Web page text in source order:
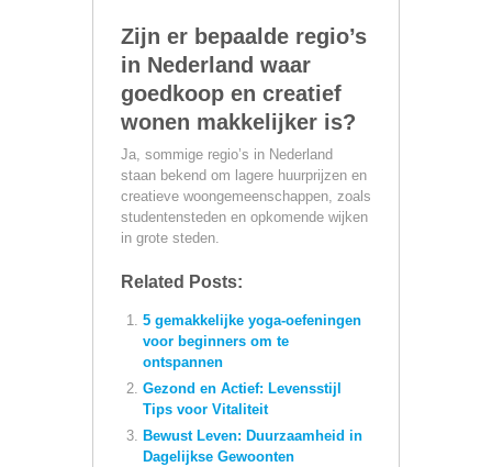
Zijn er bepaalde regio’s
in Nederland waar
goedkoop en creatief
wonen makkelijker is?
Ja, sommige regio’s in Nederland
staan bekend om lagere huurprijzen en
creatieve woongemeenschappen, zoals
studentensteden en opkomende wijken
in grote steden.
Related Posts:
5 gemakkelijke yoga-oefeningen
voor beginners om te
ontspannen
Gezond en Actief: Levensstijl
Tips voor Vitaliteit
Bewust Leven: Duurzaamheid in
Dagelijkse Gewoonten